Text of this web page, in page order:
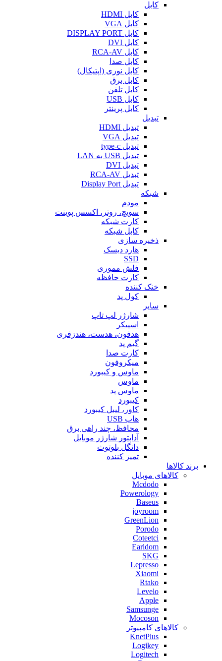
کابل
کابل HDMI
کابل VGA
کابل DISPLAY PORT
کابل DVI
کابل RCA-AV
کابل صدا
کابل نوری (اپتیکال)
کابل برق
کابل تلفن
کابل USB
کابل پرینتر
تبدیل
تبدیل HDMI
تبدیل VGA
تبدیل type-c
تبدیل USB به LAN
تبدیل DVI
تبدیل RCA-AV
تبدیل Display Port
شبکه
مودم
سویچ، روتر، اکسس پوینت
کارت شبکه
کابل شبکه
ذخیره سازی
هارد دیسک
SSD
فلش مموری
کارت حافظه
خنک کننده
کول پد
سایر
شارژر لپ تاپ
اسپیکر
هدفون، هدست، هندزفری
گیم پد
کارت صدا
میکروفون
ماوس و کیبورد
ماوس
ماوس پد
کیبورد
کاور، لیبل کیبورد
هاب USB
محافظ، چند راهی برق
آداپتور شارژر موبایل
دانگل بلوتوث
تمیز کننده
برند کالاها
کالاهای موبایل
Mcdodo
Powerology
Baseus
joyroom
GreenLion
Porodo
Coteetci
Earldom
SKG
Lepresso
Xiaomi
Rtako
Levelo
Apple
Samsunge
Mocoson
کالاهای کامپیوتر
KnetPlus
Logikey
Logitech